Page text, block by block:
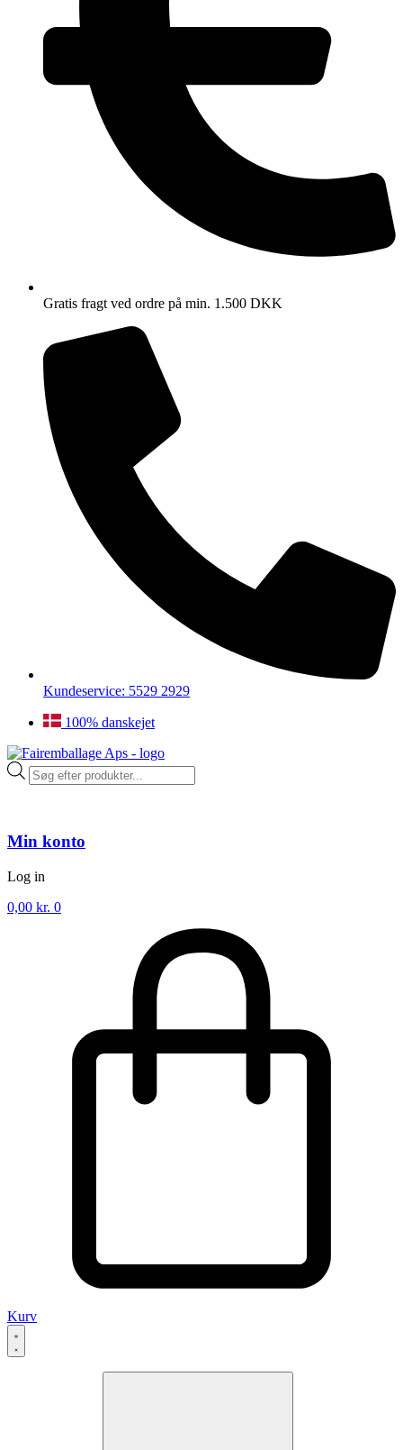
Gratis fragt ved ordre på min. 1.500 DKK
Kundeservice: 5529 2929
100% danskejet
Products
search
Min konto
Log in
0,00 kr. 0
Kurv